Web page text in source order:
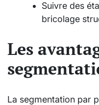
Suivre des
bricolage
Les
La segmentation par